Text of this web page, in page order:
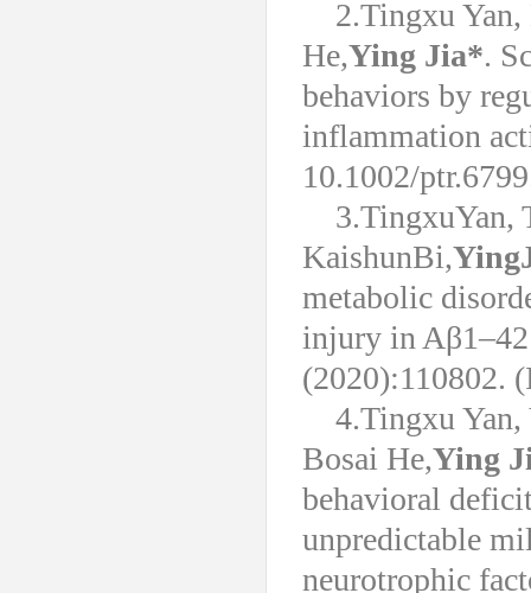
2.Tingxu
He,Ying Jia*.
behaviors by
inflammation
10.1002/
3.TingxuYan,
KaishunBi,
metabolic
injury in
(2020):110802.
4.Tingxu
Bosai He,Ying
behavioral
unpredictable
neurotrophic